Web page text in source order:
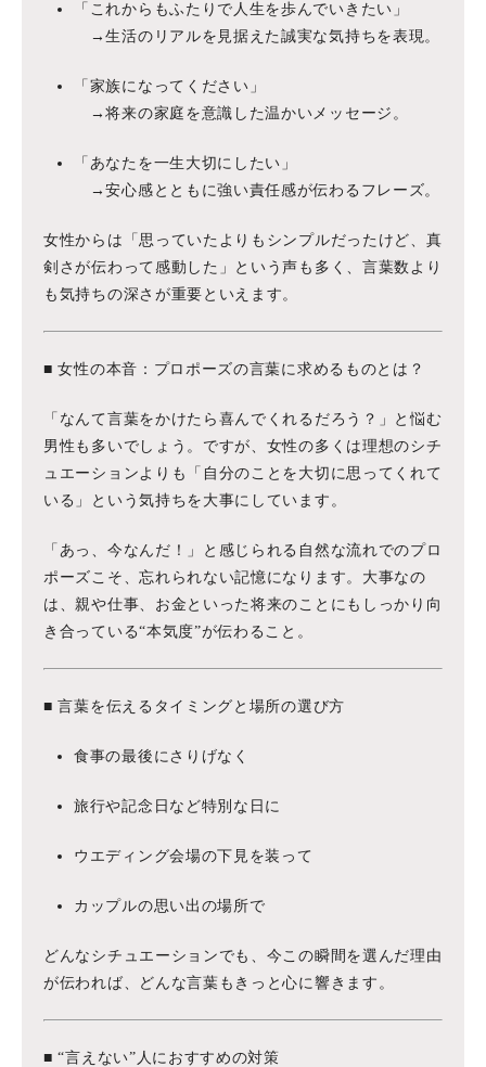
「これからもふたりで人生を歩んでいきたい」
→生活のリアルを見据えた誠実な気持ちを表現。
「家族になってください」
→将来の家庭を意識した温かいメッセージ。
「あなたを一生大切にしたい」
→安心感とともに強い責任感が伝わるフレーズ。
女性からは「思っていたよりもシンプルだったけど、真
剣さが伝わって感動した」という声も多く、言葉数より
も気持ちの深さが重要といえます。
■ 女性の本音：プロポーズの言葉に求めるものとは？
「なんて言葉をかけたら喜んでくれるだろう？」と悩む
男性も多いでしょう。ですが、女性の多くは理想のシチ
ュエーションよりも「自分のことを大切に思ってくれて
いる」という気持ちを大事にしています。
「あっ、今なんだ！」と感じられる自然な流れでのプロ
ポーズこそ、忘れられない記憶になります。大事なの
は、親や仕事、お金といった将来のことにもしっかり向
き合っている“本気度”が伝わること。
■ 言葉を伝えるタイミングと場所の選び方
食事の最後にさりげなく
旅行や記念日など特別な日に
ウエディング会場の下見を装って
カップルの思い出の場所で
どんなシチュエーションでも、今この瞬間を選んだ理由
が伝われば、どんな言葉もきっと心に響きます。
■ “言えない”人におすすめの対策